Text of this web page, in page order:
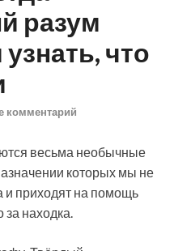
разум
что
комментарий
весьма необычные
которых мы не
и приходят на помощь
за находка.